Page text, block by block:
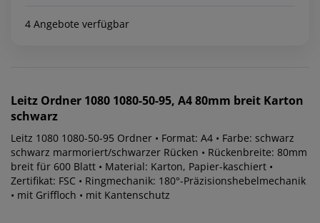
4 Angebote verfügbar
Leitz Ordner 1080 1080-50-95, A4 80mm breit Karton
schwarz
Leitz 1080 1080-50-95 Ordner • Format: A4 • Farbe: schwarz
schwarz marmoriert/schwarzer Rücken • Rückenbreite: 80mm
breit für 600 Blatt • Material: Karton, Papier-kaschiert •
Zertifikat: FSC • Ringmechanik: 180°-Präzisionshebelmechanik
• mit Griffloch • mit Kantenschutz